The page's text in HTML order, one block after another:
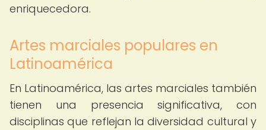
enriquecedora.
Artes marciales populares en
Latinoamérica
En Latinoamérica, las artes marciales también
tienen una presencia significativa, con
disciplinas que reflejan la diversidad cultural y